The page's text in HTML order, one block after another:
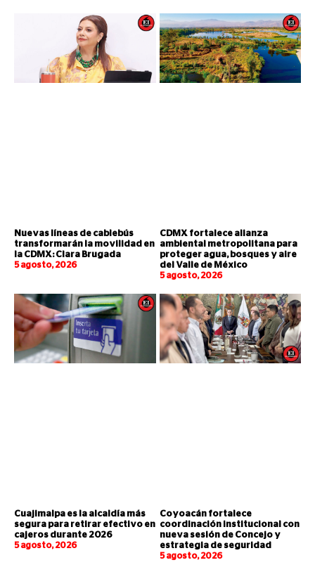
Nuevas líneas de cablebús
transformarán la movilidad en
la CDMX: Clara Brugada
5 agosto, 2026
CDMX fortalece alianza
ambiental metropolitana para
proteger agua, bosques y aire
del Valle de México
5 agosto, 2026
Cuajimalpa es la alcaldía más
segura para retirar efectivo en
cajeros durante 2026
5 agosto, 2026
Coyoacán fortalece
coordinación institucional con
nueva sesión de Concejo y
estrategia de seguridad
5 agosto, 2026